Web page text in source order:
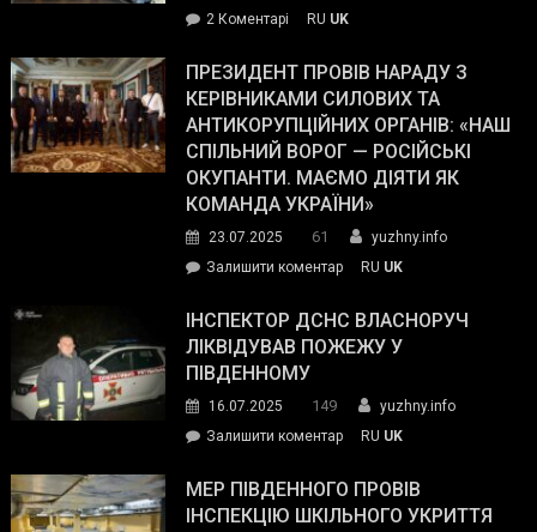
The
Street
Journal.
2 Коментарі
Південному
працівникам
ОПЗ
з
матеріального
резерву
гуманітарну
допомогу
RU UK
ПРЕЗИДЕНТ ПРОВІВ НАРАДУ З
КЕРІВНИКАМИ СИЛОВИХ ТА
АНТИКОРУПЦІЙНИХ ОРГАНІВ: «НАШ
СПІЛЬНИЙ ВОРОГ — РОСІЙСЬКІ
ОКУПАНТИ. МАЄМО ДІЯТИ ЯК
КОМАНДА УКРАЇНИ»
23.07.2025 61
yuzhny.info
Залишити коментарon
провів
нараду
силових
та
органів:
«Наш
RU UK
ІНСПЕКТОР ДСНС ВЛАСНОРУЧ
ЛІКВІДУВАВ ПОЖЕЖУ У
ПІВДЕННОМУ
16.07.2025 149
yuzhny.info
Залишити коментарon
ДСНС
власноруч
RU UK
МЕР ПІВДЕННОГО ПРОВІВ
ІНСПЕКЦІЮ ШКІЛЬНОГО УКРИТТЯ